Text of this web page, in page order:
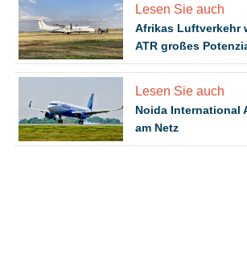
Lesen Sie auch
Afrikas Luftverkehr
ATR großes
Lesen Sie auch
Noida International
am Netz